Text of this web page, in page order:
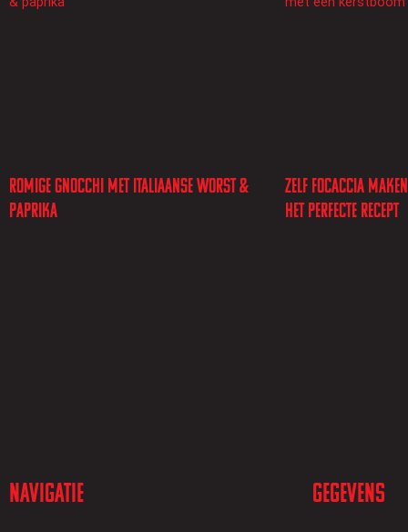
Romige gnocchi met Italiaanse worst &
paprika
Zelf focaccia
het perfecte recept
Navigatie Gegevens